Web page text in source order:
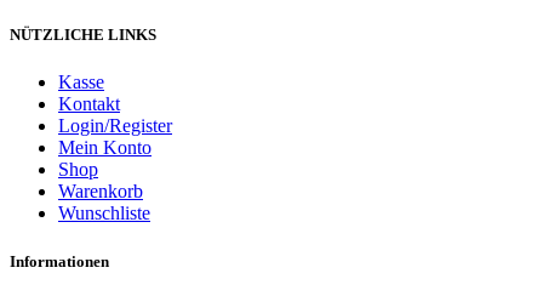
NÜTZLICHE LINKS
Kasse
Kontakt
Login/Register
Mein Konto
Shop
Warenkorb
Wunschliste
Informationen